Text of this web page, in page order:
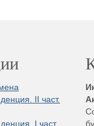
II част.
I част.